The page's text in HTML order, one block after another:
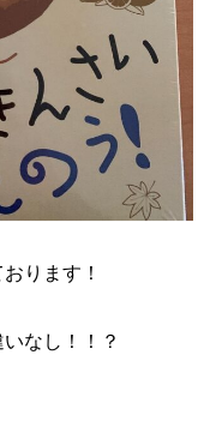
ります！
なし！！？